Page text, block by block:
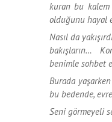
kuran bu kalem
olduğunu hayal
Nasıl da
bakışların…
benimle sohbet
Burada
bu bedende,
Seni görmeyeli